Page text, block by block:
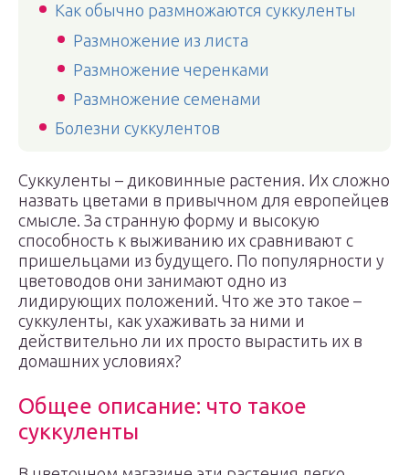
Как обычно размножаются суккуленты
Размножение из листа
Размножение черенками
Размножение семенами
Болезни суккулентов
Суккуленты – диковинные растения. Их сложно
назвать цветами в привычном для европейцев
смысле. За странную форму и высокую
способность к выживанию их сравнивают с
пришельцами из будущего. По популярности у
цветоводов они занимают одно из
лидирующих положений. Что же это такое –
суккуленты, как ухаживать за ними и
действительно ли их просто вырастить их в
домашних условиях?
Общее описание: что такое
суккуленты